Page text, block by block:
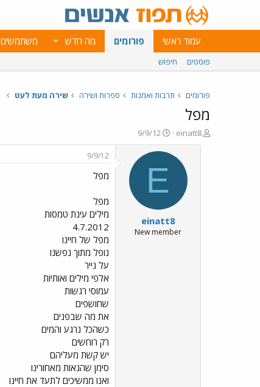
עמוד ראשי פורומים מה חדש משתמשים
פוסטים חיפוש
פורומים תרבות ואמנות ספרות ושירה שירה מעת לעט
מפל
פ
ו
einatt8
פ
ו
ר
ם
ב
א
ר
י
9/9/12
E
einatt8
New member
9/9/12
מפל
מפל
מילים עינת טמסות
4.7.2012
מפל של חיינו
נופל מתוך נפשנו
על נייר
אלפי מילים ואותיות
עמוסי רגשות
שחושפים
את מה שבפנים
כשהכל נרגע והמים
רק רוחשים
יש קשת מעליהם
סימן שהגאות מאחורינו
ואנו ממשיכים לתעד את חיינו